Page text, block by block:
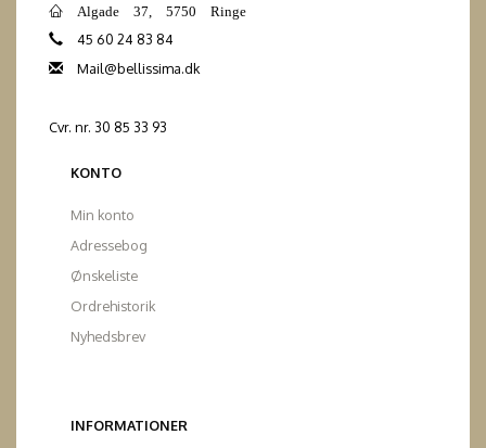
Algade 37, 5750 Ringe
45 60 24 83 84
Mail@bellissima.dk
Cvr. nr. 30 85 33 93
KONTO
Min konto
Adressebog
Ønskeliste
Ordrehistorik
Nyhedsbrev
INFORMATIONER